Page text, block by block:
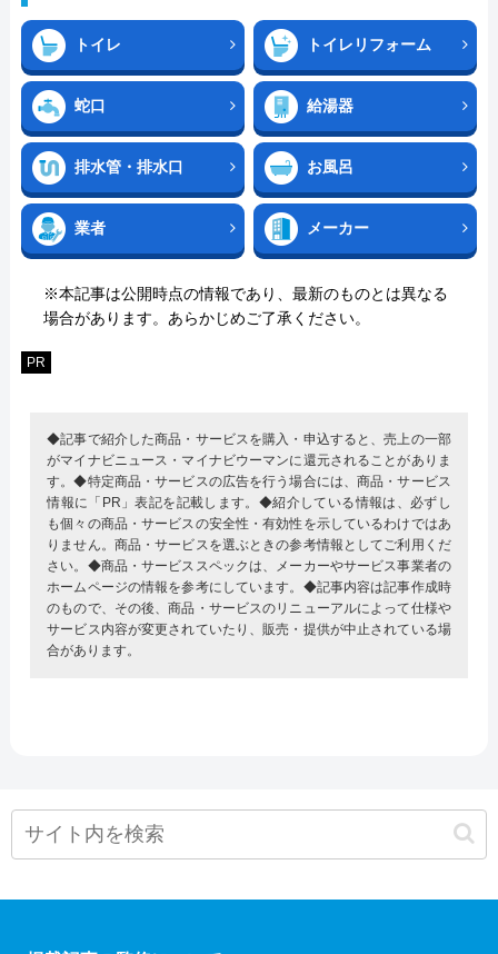
トイレ トイレリフォーム
蛇口 給湯器
排水管・排水口 お風呂
業者 メーカー
※本記事は公開時点の情報であり、最新のものとは異なる
場合があります。あらかじめご了承ください。
PR
◆記事で紹介した商品・サービスを購入・申込すると、売上の一部
がマイナビニュース・マイナビウーマンに還元されることがありま
す。◆特定商品・サービスの広告を行う場合には、商品・サービス
情報に「PR」表記を記載します。◆紹介している情報は、必ずし
も個々の商品・サービスの安全性・有効性を示しているわけではあ
りません。商品・サービスを選ぶときの参考情報としてご利用くだ
さい。◆商品・サービススペックは、メーカーやサービス事業者の
ホームページの情報を参考にしています。◆記事内容は記事作成時
のもので、その後、商品・サービスのリニューアルによって仕様や
サービス内容が変更されていたり、販売・提供が中止されている場
合があります。